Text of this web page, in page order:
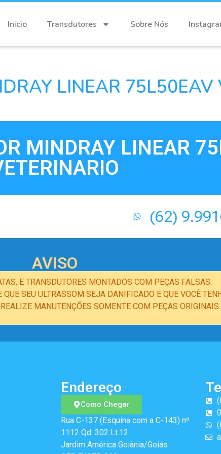
Inicio Transdutores Sobre Nós
LINEAR 75L50EAV
MINDRAY LINEAR
(62)
AVISO
E TRANSDUTORES MONTADOS COM PEÇAS FALSAS.
SEU ULTRASSOM SEJA DANIFICADO E QUE VOCÊ
MANUTENÇÕES SOMENTE COM PEÇAS ORIGINAIS.
Como Chegar
Rua C-137 (Esquina com a C-143) nº
1112 Qd. 302 Lt.12
Jardim América Goiânia/Goiás
Endereço